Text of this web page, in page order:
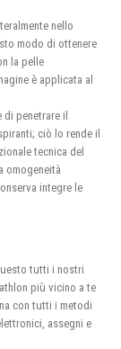
nello
modo di ottenere
la pelle
è applicata al
penetrare il
ciò lo rende il
tecnica del
omogeneità
integre le
tutti i nostri
più vicino a te
con tutti i metodi
assegni e